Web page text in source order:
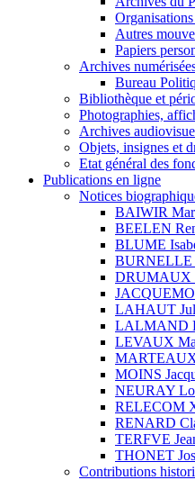
Autres
Papiers
Archives
Bureau
Bibliothèque et
Photographies,
Archives
Objets, insignes et
Etat général des
Publications en ligne
Notices
BAIWIR
BEELEN
BLUME
BURNELLE
DRUMAUX
LAHAUT
LALMAND
LEVAUX
MOINS
NEURAY
RELECOM
RENARD
TERFVE
THONET
Contributions